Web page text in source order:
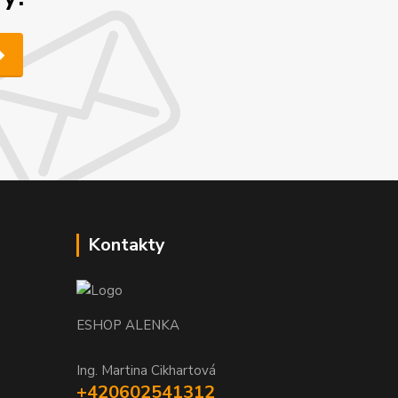
Kontakty
ESHOP ALENKA
Ing. Martina Cikhartová
+420602541312